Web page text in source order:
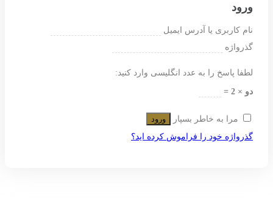
ورود
نام کاربری یا آدرس ایمیل
گذرواژه
لطفا پاسخ را به عدد انگلیسی وارد کنید:
دو × 2 =
مرا به خاطر بسپار
ورود
گذرواژه خود را فراموش کرده اید؟